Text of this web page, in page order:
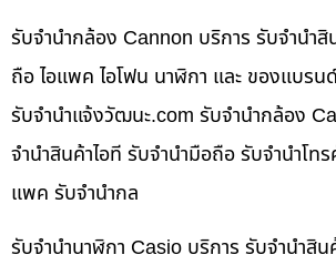
รับจำนำกล้อง Cannon บริการ รับจำนำสิ
ถือ ไอแพค ไอโฟน นาฬิกา และ ของแบรน
รับจํานําแจ้งวัฒนะ.com รับจำนำกล้อง
จำนำสินค้าไอที รับจำนำมือถือ รับจำนำโท
แพค รับจำนำกล
รับจำนำนาฬิกา Casio บริการ รับจำนำสิน